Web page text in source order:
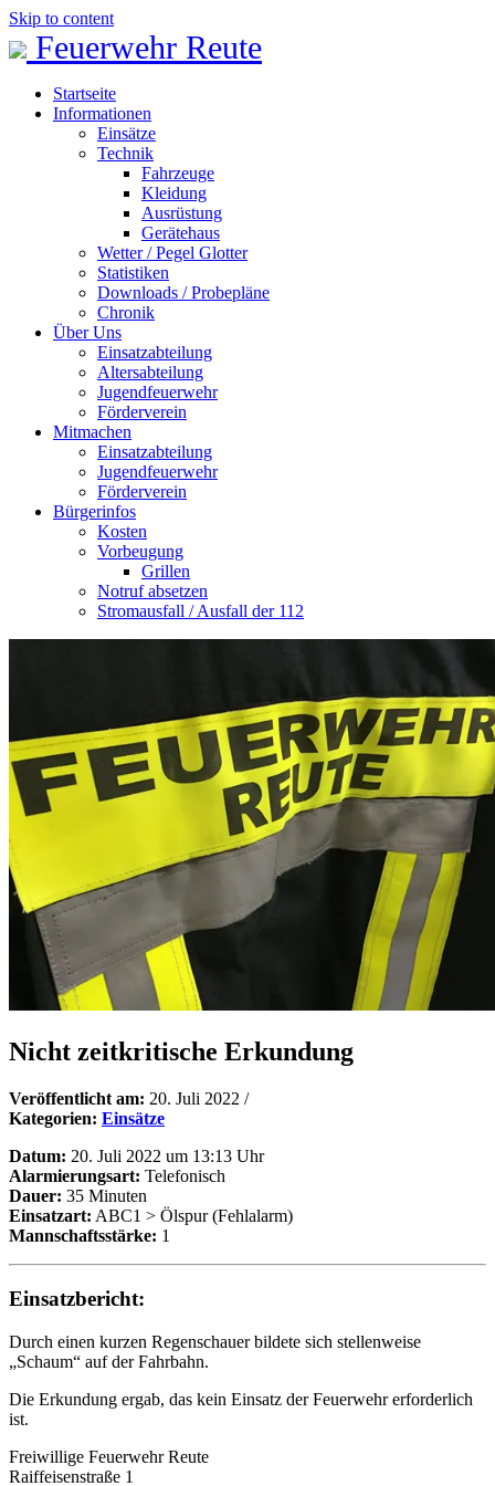
Skip to content
Feuerwehr Reute
Startseite
Informationen
Einsätze
Technik
Fahrzeuge
Kleidung
Ausrüstung
Gerätehaus
Wetter / Pegel Glotter
Statistiken
Downloads / Probepläne
Chronik
Über Uns
Einsatzabteilung
Altersabteilung
Jugendfeuerwehr
Förderverein
Mitmachen
Einsatzabteilung
Jugendfeuerwehr
Förderverein
Bürgerinfos
Kosten
Vorbeugung
Grillen
Notruf absetzen
Stromausfall / Ausfall der 112
Nicht zeitkritische Erkundung
Veröffentlicht am: 20. Juli 2022 /
Kategorien: Einsätze
Datum: 20. Juli 2022 um 13:13 Uhr
Alarmierungsart: Telefonisch
Dauer: 35 Minuten
Einsatzart: ABC1 > Ölspur (Fehlalarm)
Mannschaftsstärke: 1
Einsatzbericht:
Durch einen kurzen Regenschauer bildete sich stellenweise
„Schaum“ auf der Fahrbahn.
Die Erkundung ergab, das kein Einsatz der Feuerwehr erforderlich
ist.
Freiwillige Feuerwehr Reute
Raiffeisenstraße 1